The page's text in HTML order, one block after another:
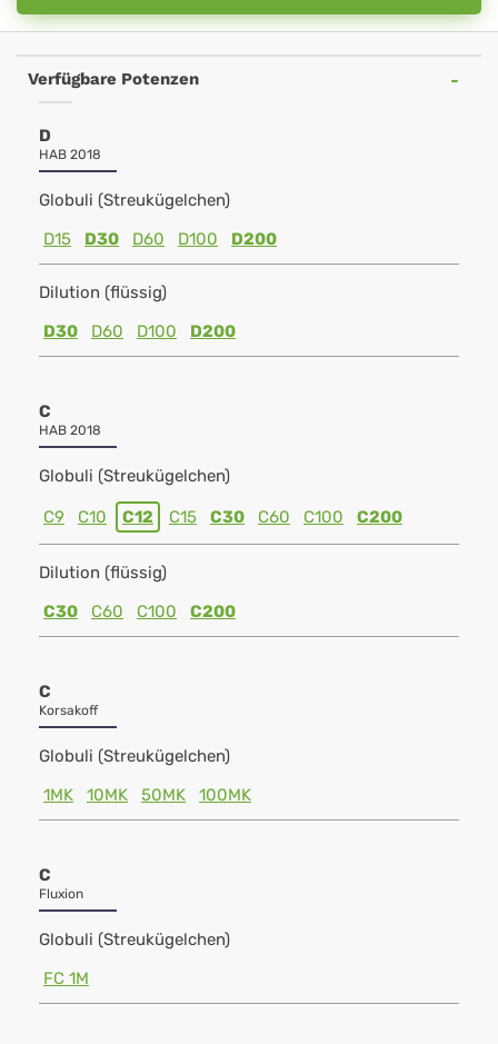
Verfügbare Potenzen
D
HAB 2018
Globuli (Streukügelchen)
D15
D30 D60 D100 D200
Dilution (flüssig)
D30
D60 D100 D200
C
HAB 2018
Globuli (Streukügelchen)
C9 C10 C12 C15 C30 C60 C100 C200
Dilution (flüssig)
C30
C60 C100 C200
C
Korsakoff
Globuli (Streukügelchen)
1MK
10MK 50MK 100MK
C
Fluxion
Globuli (Streukügelchen)
FC 1M